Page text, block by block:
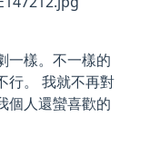
一樣。不一樣的
行。 我就不再對
個人還蠻喜歡的